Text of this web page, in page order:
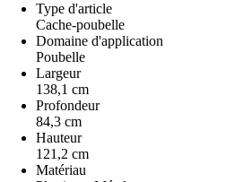
Type d'article
Cache-poubelle
Domaine d'application
Poubelle
Largeur
138,1 cm
Profondeur
84,3 cm
Hauteur
121,2 cm
Matériau